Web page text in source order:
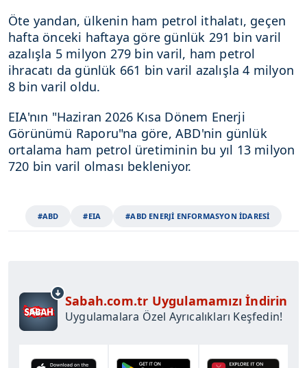
Öte yandan, ülkenin ham petrol ithalatı, geçen
hafta önceki haftaya göre günlük 291 bin varil
azalışla 5 milyon 279 bin varil, ham petrol
ihracatı da günlük 661 bin varil azalışla 4 milyon
8 bin varil oldu.
EIA'nın "Haziran 2026 Kısa Dönem Enerji
Görünümü Raporu"na göre, ABD'nin günlük
ortalama ham petrol üretiminin bu yıl 13 milyon
720 bin varil olması bekleniyor.
#ABD #EIA #ABD ENERJİ ENFORMASYON İDARESİ
Sabah.com.tr Uygulamamızı İndirin
Uygulamalara Özel Ayrıcalıkları Keşfedin!